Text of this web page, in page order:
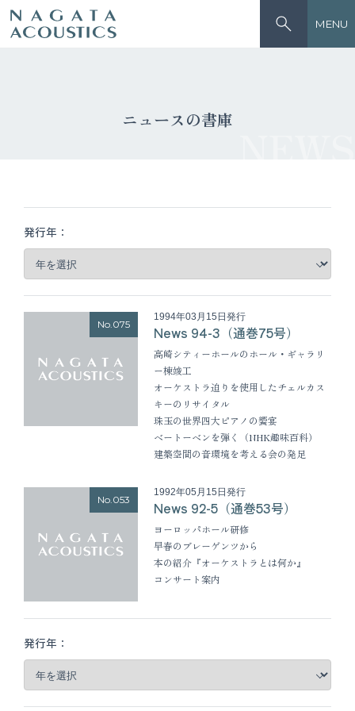
MENU
ニュースの書庫
発行年：
No.075
1994年03月15日発行
News 94-3（通巻75号）
高崎シティーホールのホール・ギャラリ
ー棟竣工
オーケストラ迫りを使用したチェルカス
キーのリサイタル
珠玉の世界四大ピアノの饗宴
ベートーベンを弾く（NHK趣味百科）
建築空間の音環境を考える会の発足
No.053
1992年05月15日発行
News 92-5（通巻53号）
ヨーロッパホール研修
早春のブレーゲンツから
本の紹介『オーケストラとは何か』
コンサート案内
発行年：